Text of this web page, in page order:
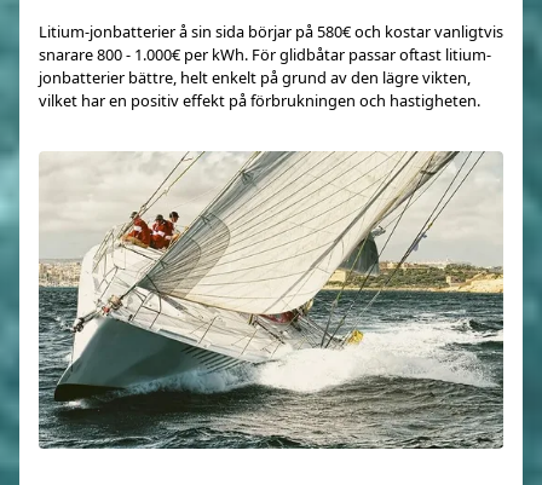
Litium-jonbatterier å sin sida börjar på 580€ och kostar vanligtvis
snarare 800 - 1.000€ per kWh. För glidbåtar passar oftast litium-
jonbatterier bättre, helt enkelt på grund av den lägre vikten,
vilket har en positiv effekt på förbrukningen och hastigheten.